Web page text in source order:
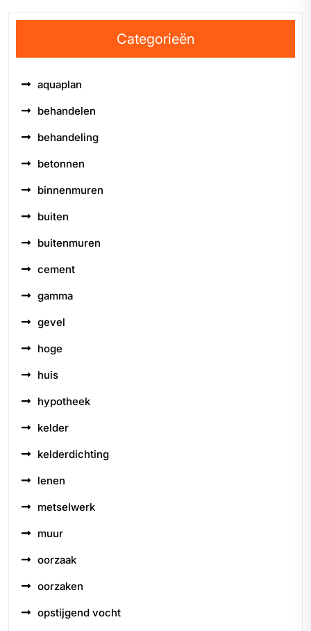
Categorieën
aquaplan
behandelen
behandeling
betonnen
binnenmuren
buiten
buitenmuren
cement
gamma
gevel
hoge
huis
hypotheek
kelder
kelderdichting
lenen
metselwerk
muur
oorzaak
oorzaken
opstijgend vocht